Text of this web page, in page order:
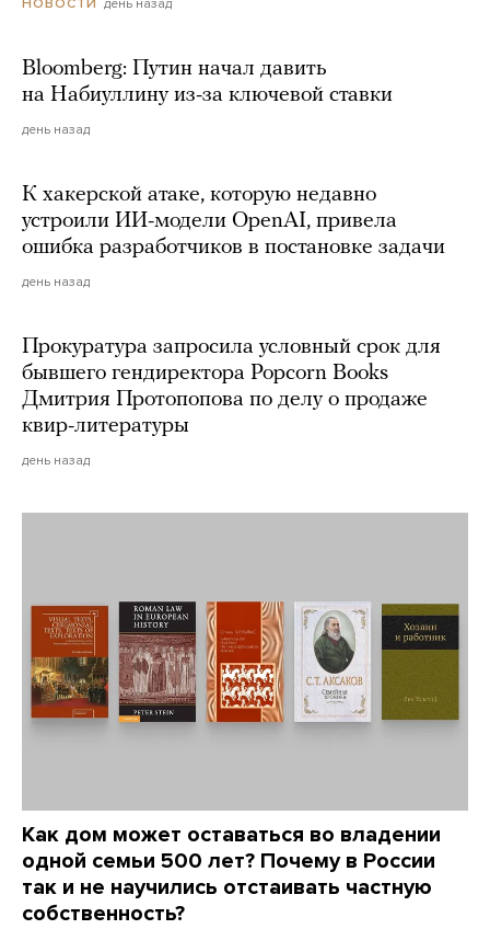
НОВОСТИ день назад
Bloomberg: Путин начал давить
на Набиуллину из-за ключевой ставки
день назад
К хакерской атаке, которую недавно
устроили ИИ-модели OpenAI, привела
ошибка разработчиков в постановке задачи
день назад
Прокуратура запросила условный срок для
бывшего гендиректора Popcorn Books
Дмитрия Протопопова по делу о продаже
квир-литературы
день назад
Как дом может оставаться во владении
одной семьи 500 лет? Почему в России
так и не научились отстаивать частную
собственность?